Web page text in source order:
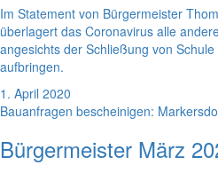
Im Statement von Bürgermeister
überlagert das Coronavirus alle
angesichts der Schließung von
aufbringen.
1. April 2020
Bauanfragen bescheinigen:
Bürgermeister März